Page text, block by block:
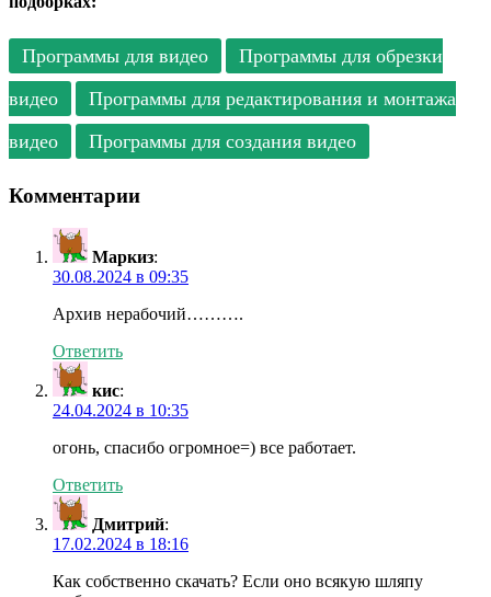
Программы для видео
Программы для обрезки
видео
Программы для редактирования и монтажа
видео
Программы для создания видео
Комментарии
Маркиз:
30.08.2024 в 09:35
Архив нерабочий……….
Ответить
кис:
24.04.2024 в 10:35
огонь, спасибо огромное=) все работает.
Ответить
Дмитрий:
17.02.2024 в 18:16
Как собственно скачать? Если оно всякую шляпу